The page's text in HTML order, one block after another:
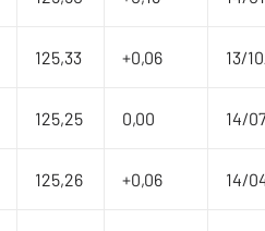
​125,3​3 ​+0,06 ​13/
​125,25 ​0,00 ​14/
​​125,26 ​+0,06 ​14/